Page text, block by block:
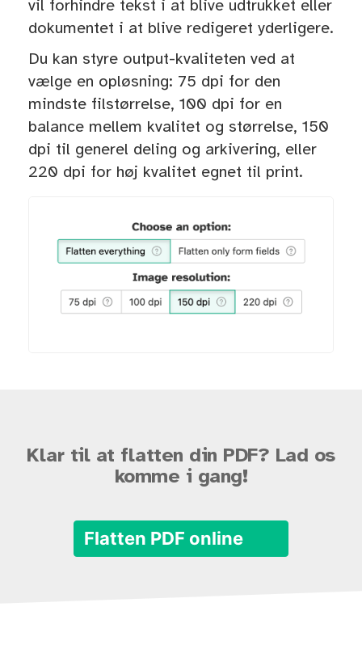
vil forhindre tekst i at blive udtrukket eller
dokumentet i at blive redigeret yderligere.
Du kan styre output-kvaliteten ved at
vælge en opløsning: 75 dpi for den
mindste filstørrelse, 100 dpi for en
balance mellem kvalitet og størrelse, 150
dpi til generel deling og arkivering, eller
220 dpi for høj kvalitet egnet til print.
Klar til at flatten din PDF? Lad os
komme i gang!
Flatten PDF online